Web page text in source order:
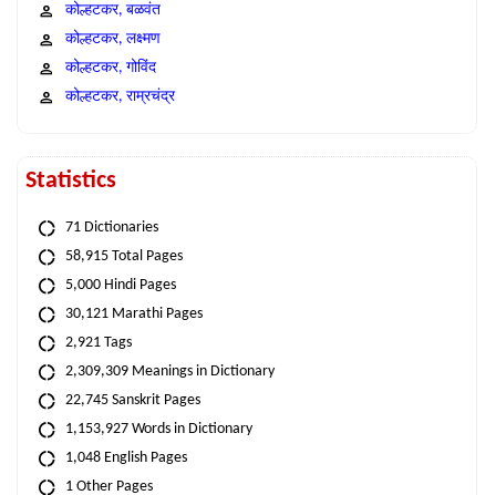
कोल्हटकर, बळवंत
कोल्हटकर, लक्ष्मण
कोल्हटकर, गोविंद
कोल्हटकर, राम्रचंद्र
Statistics
71 Dictionaries
58,915 Total Pages
5,000 Hindi Pages
30,121 Marathi Pages
2,921 Tags
2,309,309 Meanings in Dictionary
22,745 Sanskrit Pages
1,153,927 Words in Dictionary
1,048 English Pages
1 Other Pages